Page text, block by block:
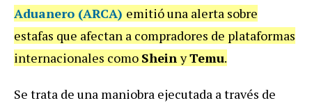
Aduanero (ARCA) emitió una alerta sobre
estafas que afectan a compradores de plataformas
internacionales como SheinyTemu.
Se trata de una maniobra ejecutada a través de